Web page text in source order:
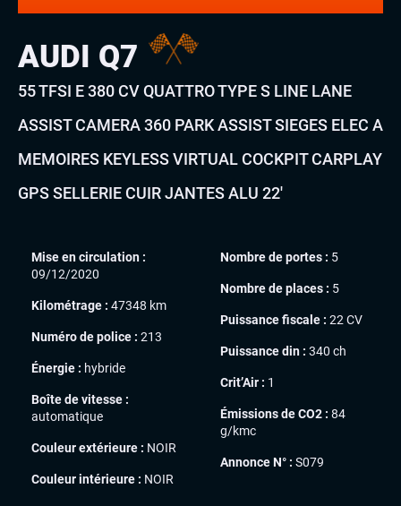
AUDI Q7
55 TFSI E 380 CV QUATTRO TYPE S LINE LANE
ASSIST CAMERA 360 PARK ASSIST SIEGES ELEC A
MEMOIRES KEYLESS VIRTUAL COCKPIT CARPLAY
GPS SELLERIE CUIR JANTES ALU 22′
Mise en circulation :
09/12/2020
Kilométrage : 47348 km
Numéro de police : 213
Énergie : hybride
Boîte de vitesse :
automatique
Couleur extérieure : NOIR
Couleur intérieure : NOIR
Nombre de portes : 5
Nombre de places : 5
Puissance fiscale : 22 CV
Puissance din : 340 ch
Crit’Air : 1
Émissions de CO2 : 84
g/kmc
Annonce N° : S079